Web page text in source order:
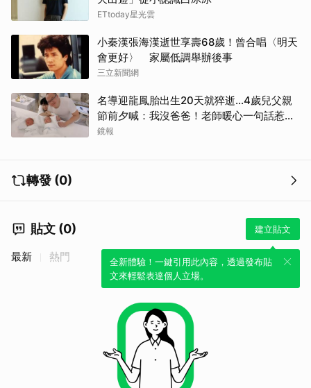
ETtoday星光雲
小秦漢張海漢逝世享壽68歲！曾合唱〈明天
會更好〉 家屬低調舉辦後事
三立新聞網
名導迎龍鳳胎出生20天就猝逝...4歲兒父親
節前夕喊：我沒爸爸！老師暖心一句話惹哭
遺孀
鏡報
轉發 (0)
貼文 (0) 建立貼文
全新體驗！一鍵引用此內容，透過發布貼
文來輕鬆表達個人立場。
最新 熱門